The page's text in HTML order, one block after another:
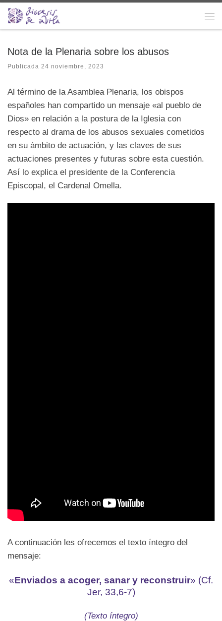
Saltar al contenido
Nota de la Plenaria sobre los abusos
Publicada 24 noviembre, 2023
Al término de la Asamblea Plenaria, los obispos
españoles han compartido un mensaje «al pueblo de
Dios» en relación a la postura de la Iglesia con
respecto al drama de los abusos sexuales cometidos
en su ámbito de actuación, y las claves de sus
actuaciones presentes y futuras sobre esta cuestión.
Así lo explica el presidente de la Conferencia
Episcopal, el Cardenal Omella.
A continuación les ofrecemos el texto íntegro del
mensaje:
«Enviados a acoger, sanar y reconstruir» (Cf.
Jer, 33,6-7)
(Texto íntegro)